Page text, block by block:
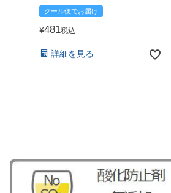
クール便でお届け
¥481税込
詳細を見る